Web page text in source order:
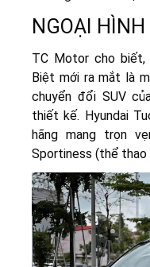
NGOẠI HÌNH
TC Motor cho biết,
Biệt mới ra mắt là
chuyển đổi SUV
thiết kế. Hyundai
hãng mang trọn
Sportiness (thể thao